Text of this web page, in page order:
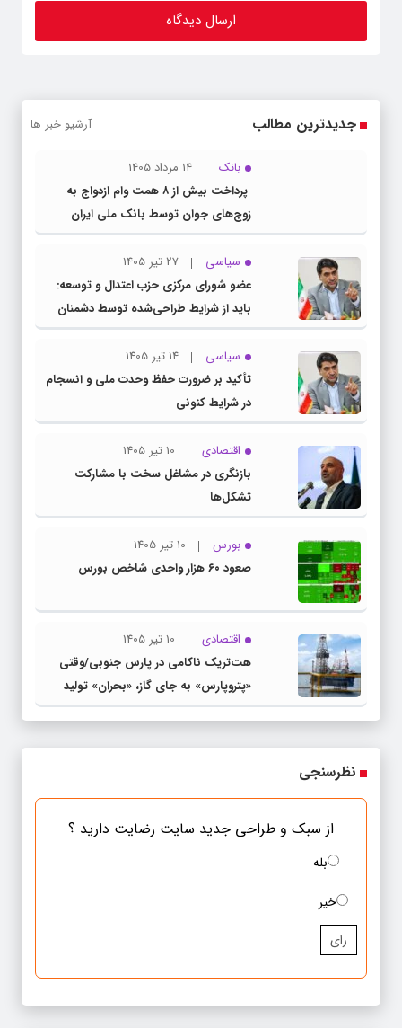
جدیدترین مطالب آرشیو خبر ها
بانک
14 مرداد 1405
پرداخت بیش از ۸ همت وام ازدواج به
زوج‌های جوان توسط بانک ملی ایران
سیاسی
27 تیر 1405
عضو شورای مرکزی حزب اعتدال و توسعه:
باید از شرایط طراحی‌شده توسط دشمنان
عبور کنیم
سیاسی
14 تیر 1405
تأکید بر ضرورت حفظ وحدت ملی و انسجام
در شرایط کنونی
اقتصادی
10 تیر 1405
بازنگری در مشاغل سخت با مشارکت
تشکل‌ها
بورس
10 تیر 1405
صعود ۶۰ هزار واحدی شاخص بورس
اقتصادی
10 تیر 1405
هت‌تریک ناکامی در پارس جنوبی/وقتی
«پتروپارس» به جای گاز، «بحران» تولید
می‌کند
نظرسنجی
از سبک و طراحی جدید سایت رضایت دارید ؟
بله
خیر
رای